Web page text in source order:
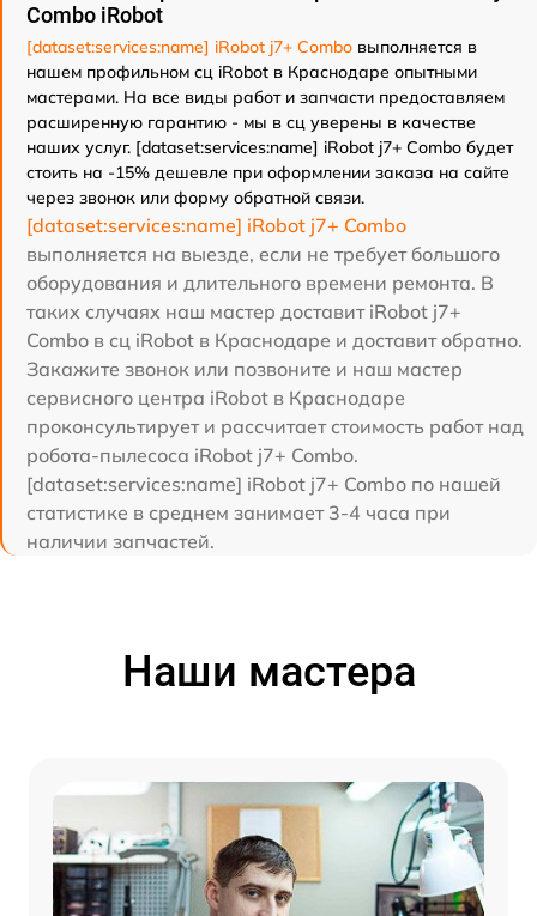
Combo iRobot
[dataset:services:name] iRobot j7+ Combo выполняется в
нашем профильном сц iRobot в Краснодаре опытными
мастерами. На все виды работ и запчасти предоставляем
расширенную гарантию - мы в сц уверены в качестве
наших услуг. [dataset:services:name] iRobot j7+ Combo будет
стоить на -15% дешевле при оформлении заказа на сайте
через звонок или форму обратной связи.
[dataset:services:name] iRobot j7+ Combo
выполняется на выезде, если не требует большого
оборудования и длительного времени ремонта. В
таких случаях наш мастер доставит iRobot j7+
Combo в сц iRobot в Краснодаре и доставит обратно.
Закажите звонок или позвоните и наш мастер
сервисного центра iRobot в Краснодаре
проконсультирует и рассчитает стоимость работ над
робота-пылесоса iRobot j7+ Combo.
[dataset:services:name] iRobot j7+ Combo по нашей
статистике в среднем занимает 3-4 часа при
наличии запчастей.
Наши мастера